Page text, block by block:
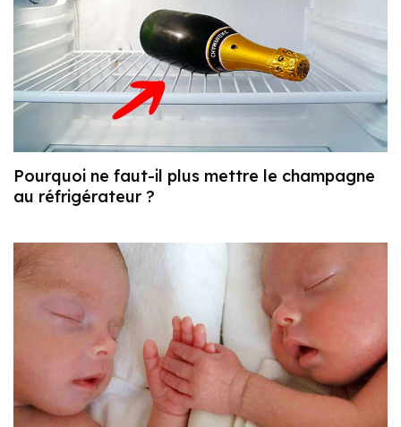
Pourquoi ne faut-il plus mettre le champagne
au réfrigérateur ?